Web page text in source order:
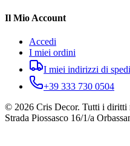
Il Mio Account
Accedi
I miei ordini
I miei indirizzi di
+39 333 730 0504
© 2026 Cris Decor. Tutti i diritti
Strada Piossasco 16/1/a